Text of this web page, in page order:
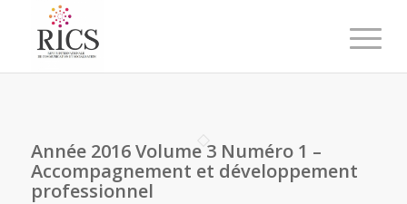
Année 2016 Volume 3 Numéro 1 –
Accompagnement et développement
professionnel